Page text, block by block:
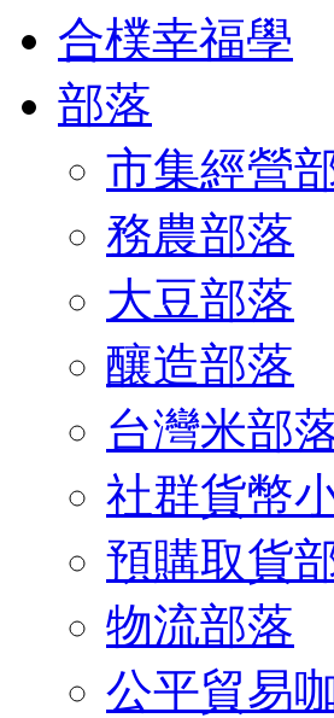
合樸幸福學
部落
市集經營
務農部落
大豆部落
釀造部落
台灣米部
社群貨幣
預購取貨
物流部落
公平貿易